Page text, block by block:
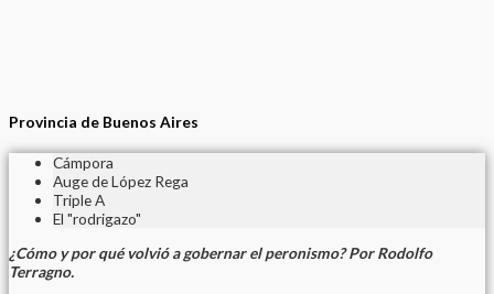
Provincia de Buenos Aires
Cámpora
Auge de López Rega
Triple A
El "rodrigazo"
¿Cómo y por qué volvió a gobernar el peronismo? Por Rodolfo
Terragno.